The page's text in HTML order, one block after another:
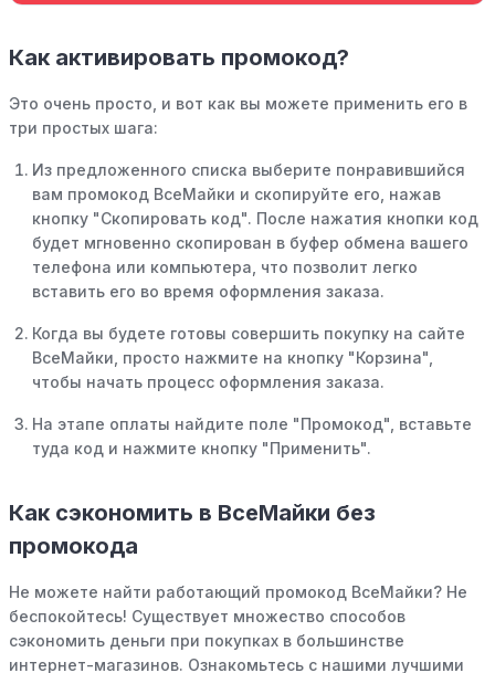
Как активировать промокод?
Это очень просто, и вот как вы можете применить его в
три простых шага:
Из предложенного списка выберите понравившийся
вам промокод ВсеМайки и скопируйте его, нажав
кнопку "Скопировать код". После нажатия кнопки код
будет мгновенно скопирован в буфер обмена вашего
телефона или компьютера, что позволит легко
вставить его во время оформления заказа.
Когда вы будете готовы совершить покупку на сайте
ВсеМайки, просто нажмите на кнопку "Корзина",
чтобы начать процесс оформления заказа.
На этапе оплаты найдите поле "Промокод", вставьте
туда код и нажмите кнопку "Применить".
Как сэкономить в ВсеМайки без
промокода
Не можете найти работающий промокод ВсеМайки? Не
беспокойтесь! Существует множество способов
сэкономить деньги при покупках в большинстве
интернет-магазинов. Ознакомьтесь с нашими лучшими